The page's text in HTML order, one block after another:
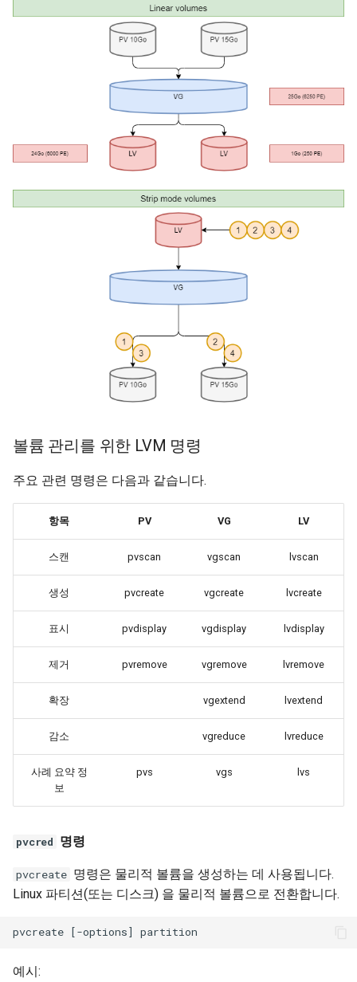
볼륨 관리를 위한 LVM 명령
주요 관련 명령은 다음과 같습니다.
항목 PV VG LV
스캔 pvscan vgscan lvscan
생성 pvcreate vgcreate lvcreate
표시 pvdisplay vgdisplay lvdisplay
제거 pvremove vgremove lvremove
확장 vgextend lvextend
감소 vgreduce lvreduce
사례 요약 정
보
pvs vgs lvs
pvcred 명령
pvcreate 명령은 물리적 볼륨을 생성하는 데 사용됩니다.
Linux 파티션(또는 디스크) 을 물리적 볼륨으로 전환합니다.
예시: